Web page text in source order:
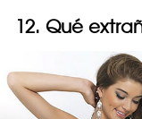
12. Qué